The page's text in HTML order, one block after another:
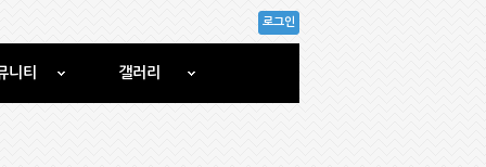
니티 갤러리
로그인